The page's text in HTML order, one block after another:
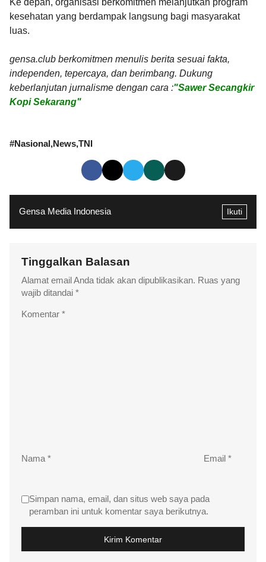
kesehatan yang berdampak langsung bagi masyarakat
luas.
gensa.club berkomitmen menulis berita sesuai fakta,
independen, tepercaya, dan berimbang. Dukung
keberlanjutan jurnalisme dengan cara :"Sawer Secangkir
Kopi Sekarang"
#Nasional News TNI
Gensa Media Indonesia Ikuti
Tinggalkan Balasan
Alamat email Anda tidak akan dipublikasikan. Ruas yang
wajib ditandai *
Komentar *
Nama * Email *
Simpan nama, email, dan situs web saya pada
peramban ini untuk komentar saya berikutnya.